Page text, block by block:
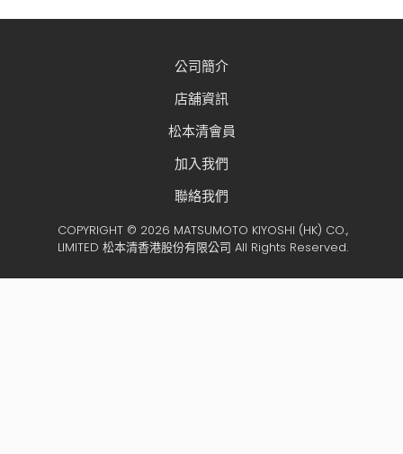
公司簡介
店舖資訊
松本清會員
加入我們
聯絡我們
COPYRIGHT © 2026 MATSUMOTO KIYOSHI (HK) CO.,
LIMITED 松本清香港股份有限公司 All Rights Reserved.